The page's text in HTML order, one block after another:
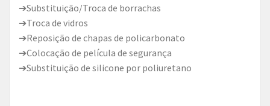
➔Substituição/Troca de borrachas
➔Troca de vidros
➔Reposição de chapas de policarbonato
➔Colocação de película de segurança
➔Substituição de silicone por poliuretano